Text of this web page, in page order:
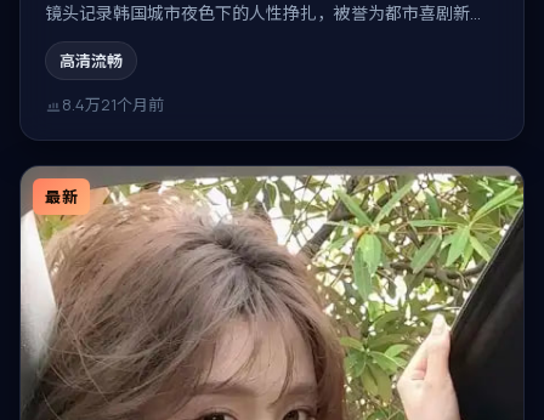
镜头记录韩国城市夜色下的人性挣扎，被誉为都市喜剧新
作。
高清流畅
8.4万21个月前
最新